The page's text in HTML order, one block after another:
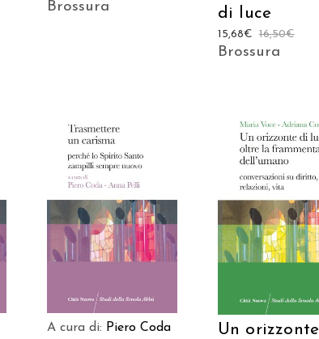
Brossura
di luce
16,50€
15,68€
Brossura
AGGIUNGI AL
CARRELLO
A cura di: Piero Coda
AGGIUNGI AL
CARRELLO
Un